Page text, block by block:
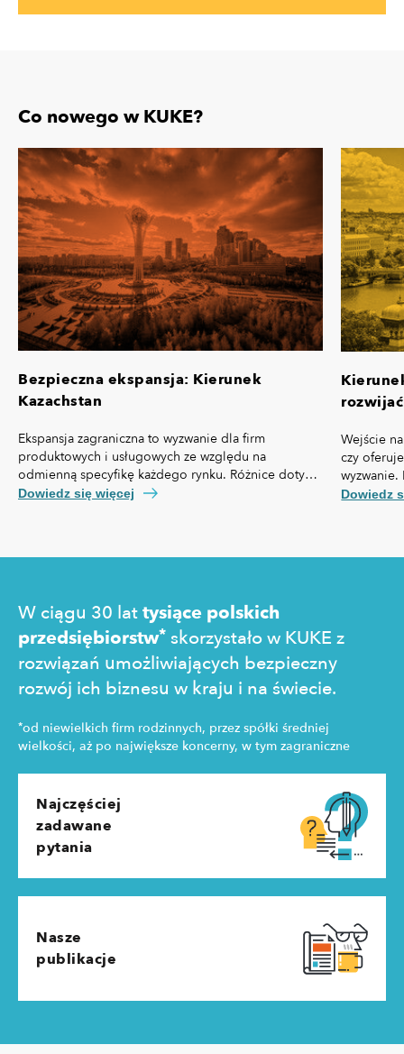
Co nowego w KUKE?
Bezpieczna ekspansja: Kierunek
Kazachstan
Ekspansja zagraniczna to wyzwanie dla firm
produktowych i usługowych ze względu na
odmienną specyfikę każdego rynku. Różnice dotyczą
nie tylko przepisów prawa czy technologii, ale też,
Dowiedz się więcej
Wejście
czy
własną
Dowiedz
W ciągu 30 lattysiące polskich
przedsiębiorstw* skorzystało w KUKE z
rozwiązań umożliwiających bezpieczny
rozwój ich biznesu w kraju i na świecie.
*od niewielkich firm rodzinnych, przez spółki średniej
wielkości, aż po największe koncerny, w tym zagraniczne
Najczęściej
zadawane
pytania
Nasze
publikacje